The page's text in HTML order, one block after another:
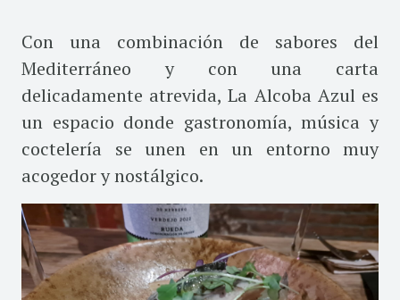
Con una combinación de sabores del
Mediterráneo y con una carta
delicadamente atrevida, La Alcoba Azul es
un espacio donde gastronomía, música y
coctelería se unen en un entorno muy
acogedor y nostálgico.